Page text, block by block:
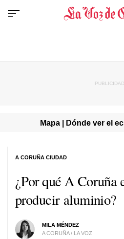
Mapa | Dónde ver el
¿Por qué A Coruña
producir aluminio?
MILA MÉNDEZ
A CORUÑA / LA VOZ
A CORUÑA CIUDAD